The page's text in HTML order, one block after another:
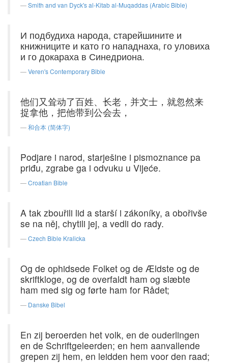
Smith and van Dyck's al-Kitab al-Muqaddas (Arabic Bible)
И подбудиха народа, старейшините и
книжниците и като го нападнаха, го уловиха
и го докараха в Синедриона.
Veren's Contemporary Bible
他们又耸动了百姓、长老，并文士，就忽然来
捉拿他，把他带到公会去，
和合本 (简体字)
Podjare i narod, starješine i pismoznance pa
priđu, zgrabe ga i odvuku u Vijeće.
Croatian Bible
A tak zbouřili lid a starší i zákoníky, a obořivše
se na něj, chytili jej, a vedli do rady.
Czech Bible Kralicka
Og de ophidsede Folket og de Ældste og de
skriftkloge, og de overfaldt ham og slæbte
ham med sig og førte ham for Rådet;
Danske Bibel
En zij beroerden het volk, en de ouderlingen
en de Schriftgeleerden; en hem aanvallende
grepen zij hem, en leidden hem voor den raad;